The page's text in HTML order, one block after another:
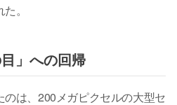
。
」への回帰
は、200メガピクセルの大型セ